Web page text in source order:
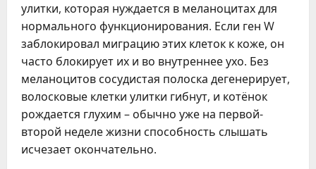
улитки, которая нуждается в меланоцитах для
нормального функционирования. Если ген W
заблокировал миграцию этих клеток к коже, он
часто блокирует их и во внутреннее ухо. Без
меланоцитов сосудистая полоска дегенерирует,
волосковые клетки улитки гибнут, и котёнок
рождается глухим – обычно уже на первой-
второй неделе жизни способность слышать
исчезает окончательно.